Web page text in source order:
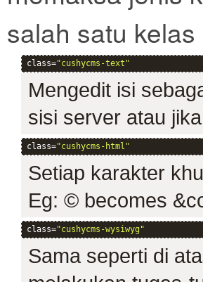
salah satu
class="cushycms-text"
Mengedit isi
sisi server atau
class="cushycms-html"
Setiap karakter
Eg: © becomes
class="cushycms-wysiwyg"
Sama seperti di